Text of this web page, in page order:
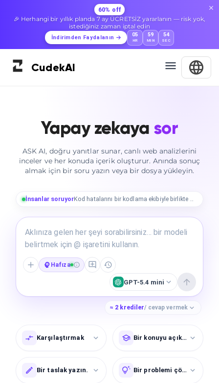
60% off
🎉 Herhangi bir yıllık planda 7 ay ÜCRETSİZ yararlanın — risk yok,
istediğiniz zaman iptal edin
İndirimden Faydalanın 05
HR
59
MIN
53
SEC
CudekAI
Yapay zekaya sor
ASK AI, doğru yanıtlar sunar, canlı web analizlerini
inceler ve her konuda içerik oluşturur. Anında sonuç
almak için bir soru yazın veya bir dosya yükleyin.
İnsanlar soruyor Kod hatalarını bir kodlama ekibiyle birlikte giderin.
Hafıza
GPT-5.4 mini
≈ 2 krediler/ cevap vermek
Karşılaştırmak Bir konuyu açıklayın
Bir taslak yazın. Bir problemi çözün